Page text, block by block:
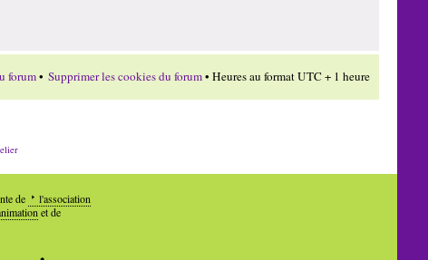
forum• Supprimer les cookies du forum• Heures au format UTC + 1 heure
de
l'association
et de